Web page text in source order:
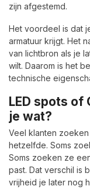
zijn afgestemd.
Het voordeel is dat
armatuur krijgt. Het
van lichtbron als je
wilt. Daarom is het
technische
LED spots of
je wat?
Veel klanten
hetzelfde. Soms
Soms zoeken ze
past. Dat verschil is
vrijheid je later nog